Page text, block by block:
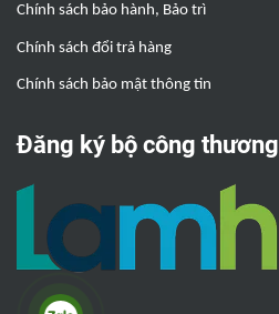
Chính sách bảo hành, Bảo trì
Chính sách đổi trả hàng
Chính sách bảo mật thông tin
Đăng ký bộ công thương